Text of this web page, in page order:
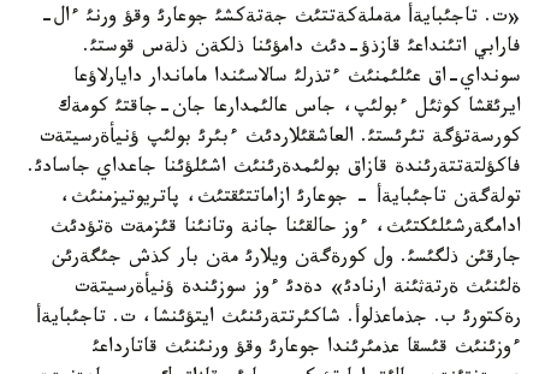
«ت. تاجئبايةأ مةملةكةتتئث جةتةكشئ جوعارئ وقؤ ورنئ ءال-
فارابي اتئنداعئ قازذؤ-دئث دامؤئنا ذلكةن ذلةس قوستئ.
سونداي-اق عئلئمنئث ءتذرلئ سالاسئندا ماماندار دايارلاؤعا
ايرئقشا كوثئل ءبولئپ، جاس عالئمدارعا جان-جاقتئ كومةك
كورسةتؤگة تئرئستئ. العاشقئلاردئث ءبئرئ بولئپ ؤنيأةرسيتةت
فاكؤلتةتتةرئندة قازاق بولئمدةرئنئث اشئلؤئنا جاعداي جاسادئ.
تولةگةن تاجئبايةأ - جوعارئ ازاماتتئقتئث، پاتريوتيزمنئث،
ادامگةرشئلئكتئث، ءوز حالقئنا جانة وتانئنا قئزمةت ةتؤدئث
جارقئن ذلگئسئ. ول كورةگةن ويلارئ مةن بار كذش جئگةرئن
ةلئنئث ةرتةثئنة ارنادئ» دةدئ ءوز سوزئندة ؤنيأةرسيتةت
رةكتورئ ب. جذماعذلوأ. شاكئرتتةرئنئث ايتؤئنشا، ت. تاجئبايةأ
ءوزئنئث قئسقا عذمئرئندا جوعارئ وقؤ ورنئنئث قاتارداعئ